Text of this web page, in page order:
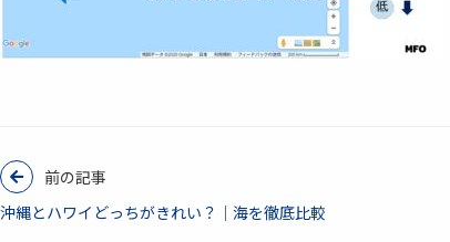
前の記事
沖縄とハワイどっちがきれい？｜海を徹底比較